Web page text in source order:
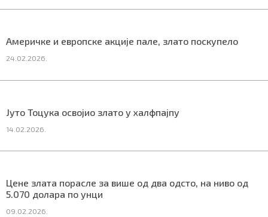
Америчке и европске акције пале, злато поскупело
24.02.2026.
Јуто Тоцука освојио злато у халфпајпу
14.02.2026.
Цене злата порасле за више од два одсто, на ниво од
5.070 долара по унци
09.02.2026.
НОВИ САД
ПОДКАСТ
СПЕЦИЈАЛИ
СВЕТ